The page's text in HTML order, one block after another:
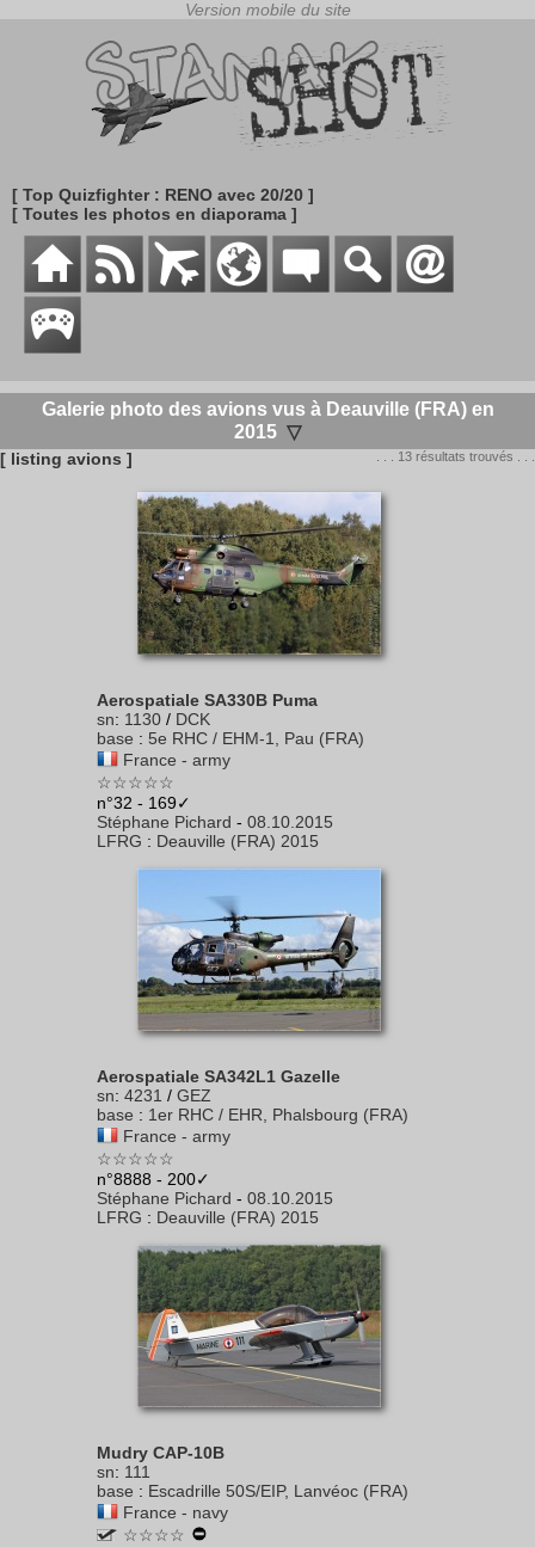
[ Top Quizfighter : RENO avec 20/20 ]
[ Toutes les photos en diaporama ]
Galerie photo des avions vus à Deauville (FRA) en
2015 ▽
[ listing avions ] . . . 13 résultats trouvés . . .
Aerospatiale SA330B Puma
sn: 1130 / DCK
base : 5e RHC / EHM-1, Pau (FRA)
France - army
☆☆☆☆☆
n°32 - 169✓
Stéphane Pichard - 08.10.2015
LFRG : Deauville (FRA) 2015
Aerospatiale SA342L1 Gazelle
sn: 4231 / GEZ
base : 1er RHC / EHR, Phalsbourg (FRA)
France - army
☆☆☆☆☆
n°8888 - 200✓
Stéphane Pichard - 08.10.2015
LFRG : Deauville (FRA) 2015
Mudry CAP-10B
sn: 111
base : Escadrille 50S/EIP, Lanvéoc (FRA)
France - navy
☆☆☆☆